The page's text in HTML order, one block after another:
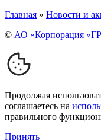
Главная » Новости и
© АО «Корпорация
Продолжая
соглашаетесь на
правильного
Принять